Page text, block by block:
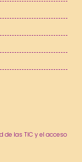
de las TIC y el acceso